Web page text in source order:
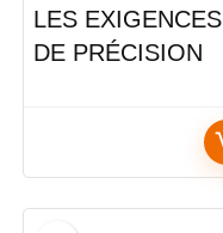
LES EXIGENCES
DE PRÉCISION